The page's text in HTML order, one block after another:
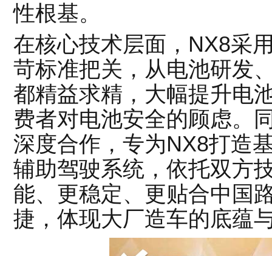
性根基。
在核心技术层面，NX8采
苛标准把关，从电池研发
都精益求精，大幅提升电
费者对电池安全的顾虑。
深度合作，专为NX8打造
辅助驾驶系统，依托双方
能、更稳定、更贴合中国
捷，体现大厂造车的底蕴